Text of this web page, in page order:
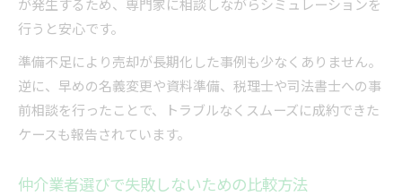
が発生するため、専門家に相談しながらシミュレーションを
行うと安心です。
準備不足により売却が長期化した事例も少なくありません。
逆に、早めの名義変更や資料準備、税理士や司法書士への事
前相談を行ったことで、トラブルなくスムーズに成約できた
ケースも報告されています。
仲介業者選びで失敗しないための比較方法